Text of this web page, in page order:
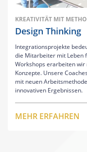
KREATIVITÄT MIT
Design Thinking
Integrationsprojekte
die Mitarbeiter mit Leben
Workshops erarbeiten
Konzepte. Unsere
mit neuen
innovativen Ergebnissen.
MEHR ERFAHREN